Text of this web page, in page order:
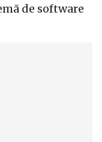
de software